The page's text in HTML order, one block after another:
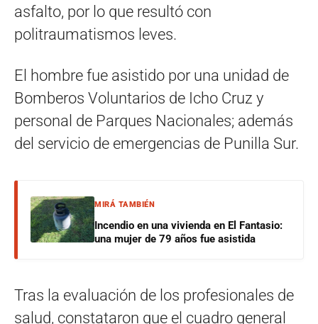
asfalto, por lo que resultó con
politraumatismos leves.
El hombre fue asistido por una unidad de
Bomberos Voluntarios de Icho Cruz y
personal de Parques Nacionales; además
del servicio de emergencias de Punilla Sur.
MIRÁ TAMBIÉN
Incendio en una vivienda en El Fantasio:
una mujer de 79 años fue asistida
Tras la evaluación de los profesionales de
salud, constataron que el cuadro general